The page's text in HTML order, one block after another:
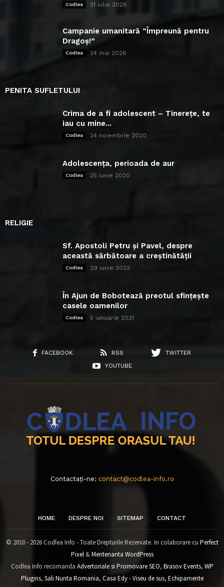
Codlea 31 iulie 2026
Campanie umanitară ”Împreună pentru
Dragoș!”
Codlea 24 mai 2026
PENITA SUFLETULUI
Crima de a fi adolescent – Tinerețe, te
iau cu mine...
Codlea 24 noiembrie 2020
Adolescența, perioada de aur
Codlea 25 iunie 2020
RELIGIE
Sf. Apostoli Petru și Pavel, despre
această sărbătoare a creștinătății
Codlea 29 iunie 2022
În Ajun de Bobotează preotul sfințește
casele oamenilor
Codlea 5 ianuarie 2021
FACEBOOK RSS
TWITTER
YOUTUBE
Contactați-ne: contact@codlea-info.ro
HOME DESPRE NOI SITEMAP CONTACT
© 2010 - 2026 Codlea Info - Toate Drepturile Rezervate. In colaborare cu Perfect
Pixel&Mentenanta WordPress
Codlea Info recomanda Advertoriale si Promovare SEO, Brasov Events, WP
Plugins, Sali Nunta Romania, Casa Edy - Viseu de sus, Echipamente